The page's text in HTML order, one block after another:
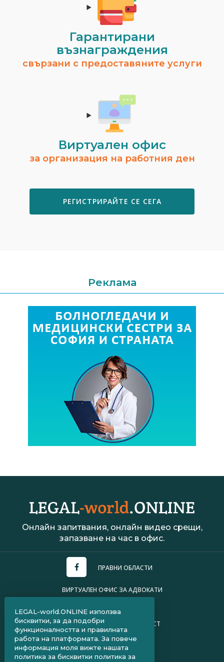
Гарантирани
възнаграждения
свързани с предоставяните услуги
Виртуален офис
за организация на работния ден
РЕГИСТРИРАЙТЕ СЕ СЕГА
Реклама
Онлайн запитвания, онлайн видео срещи,
запазване на час в офис.
ПРАВНИ ОБЛАСТИ
ВИРТУАЛЕН ОФИС ЗА АДВОКАТИ
ПОЛИТИКА ЗА ПОВЕРИТЕЛНОСТ
ЧЗВ ЗА КЛИЕНТИ
ЧЗВ ЗА АДВОКАТИ
LEGAL-world.ONLINE използва
бисквитки, за да подобри
функционалността и правилната
работа на платформата. За повече
информация моля вижте нашата
политика за бисквитки политика за